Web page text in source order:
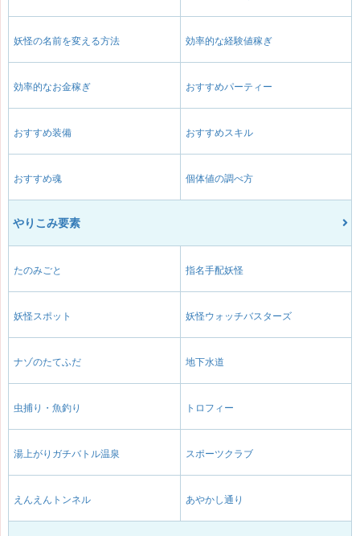
妖怪の名前を変える方法 効率的な経験値稼ぎ
効率的なお金稼ぎ おすすめパーティー
おすすめ装備 おすすめスキル
おすすめ魂 個体値の調べ方
やりこみ要素
たのみごと 指名手配妖怪
妖怪スポット 妖怪ウォッチバスターズ
ナゾのたてふだ 地下水道
虫捕り・魚釣り トロフィー
湯上がりガチバトル温泉 スポーツクラブ
えんえんトンネル あやかし通り